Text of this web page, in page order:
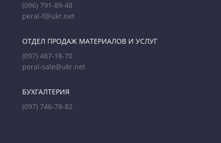
(096) 791-89-48
peral-f@ukr.net
ОТДЕЛ ПРОДАЖ МАТЕРИАЛОВ И УСЛУГ
(097) 487-18-70
peral-sale@ukr.net
БУХГАЛТЕРИЯ
(097) 746-78-82